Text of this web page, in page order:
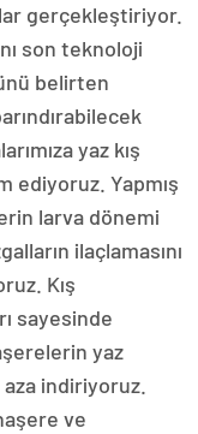
gerçekleştiriyor.
son teknoloji
belirten
yaz kış
ediyoruz. Yapmış
larva dönemi
ilaçlamasını
Kış
sayesinde
yaz
indiriyoruz.
ve